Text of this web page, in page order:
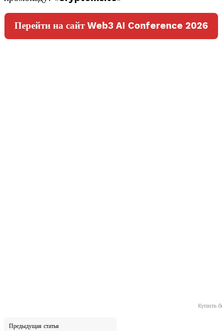
Перейти на сайт Web3 AI Conference 2026
Купить
Предыдущая статья